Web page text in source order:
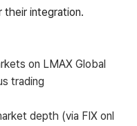
their integration.
on LMAX Global
trading
depth (via FIX onl